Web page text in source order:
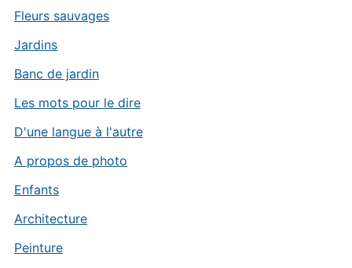
Fleurs sauvages
Jardins
Banc de jardin
Les mots pour le dire
D'une langue à l'autre
A propos de photo
Enfants
Architecture
Peinture